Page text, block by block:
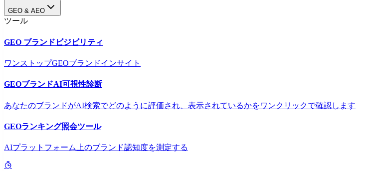
GEO & AEO
ツール
GEO ブランドビジビリティ
ワンストップGEOブランドインサイト
GEOブランドAI可視性診断
あなたのブランドがAI検索でどのように評価され、表示されているかをワンクリックで確認します
GEOランキング照会ツール
AIプラットフォーム上のブランド認知度を測定する